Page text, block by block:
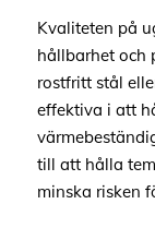
Kvaliteten på
hållbarhet och
rostfritt stål
effektiva i att
till att hålla
minska risken